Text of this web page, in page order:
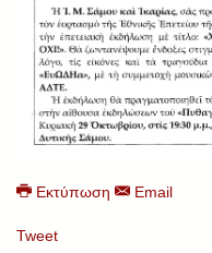
Εκτύπωση Email
Tweet